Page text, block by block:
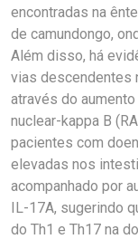
encontradas na
de camundongo,
Além disso, há
vias descendentes
através do
nuclear-kappa B
pacientes com
elevadas nos
acompanhado por
IL-17A, sugerindo
do Th1 e Th17 na